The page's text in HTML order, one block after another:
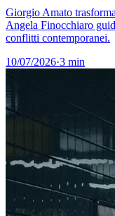
Giorgio Amato
Angela Finocchiaro
conflitti contemporanei.
10/07/2026·3 min